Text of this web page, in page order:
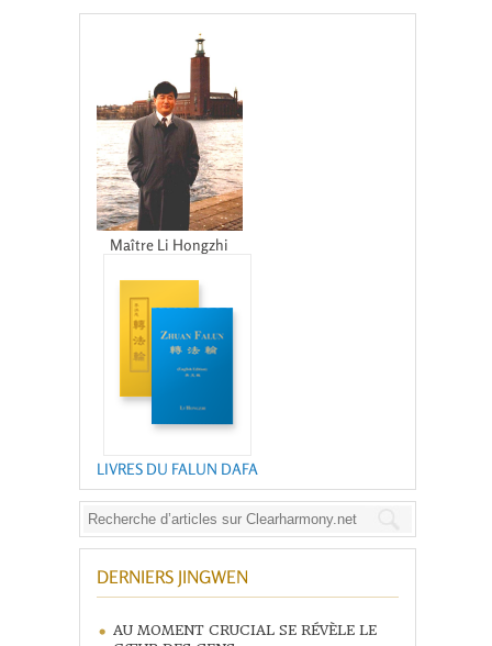
Maître Li Hongzhi
LIVRES DU FALUN DAFA
DERNIERS JINGWEN
AU MOMENT CRUCIAL SE RÉVÈLE LE